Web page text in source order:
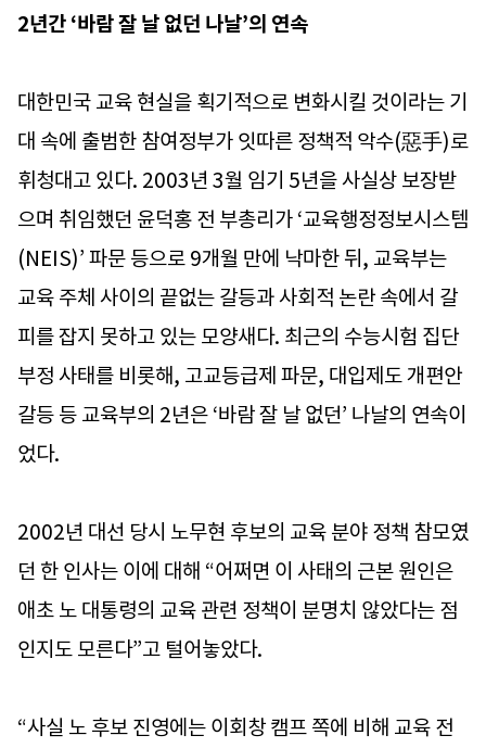
2년간 ‘바람 잘 날 없던 나날’의 연속
대한민국 교육 현실을 획기적으로 변화시킬 것이라는 기
대 속에 출범한 참여정부가 잇따른 정책적 악수(惡手)로
휘청대고 있다. 2003년 3월 임기 5년을 사실상 보장받
으며 취임했던 윤덕홍 전 부총리가 ‘교육행정정보시스템
(NEIS)’ 파문 등으로 9개월 만에 낙마한 뒤, 교육부는
교육 주체 사이의 끝없는 갈등과 사회적 논란 속에서 갈
피를 잡지 못하고 있는 모양새다. 최근의 수능시험 집단
부정 사태를 비롯해, 고교등급제 파문, 대입제도 개편안
갈등 등 교육부의 2년은 ‘바람 잘 날 없던’ 나날의 연속이
었다.
2002년 대선 당시 노무현 후보의 교육 분야 정책 참모였
던 한 인사는 이에 대해 “어쩌면 이 사태의 근본 원인은
애초 노 대통령의 교육 관련 정책이 분명치 않았다는 점
인지도 모른다”고 털어놓았다.
“사실 노 후보 진영에는 이회창 캠프 쪽에 비해 교육 전